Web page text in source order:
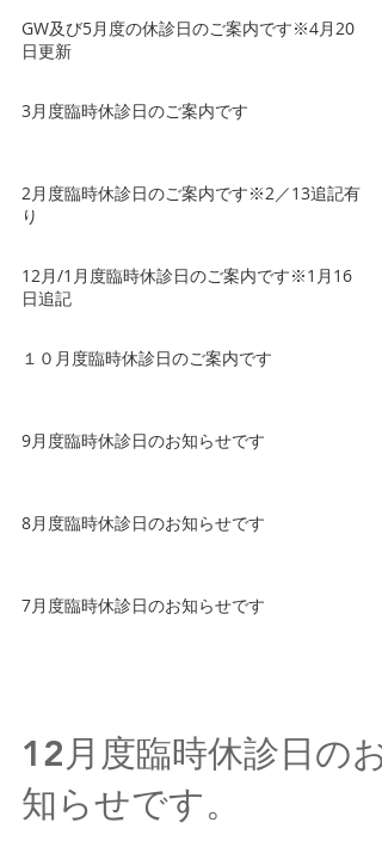
GW及び5月度の休診日のご案内です※4月20
日更新
3月度臨時休診日のご案内です
2月度臨時休診日のご案内です※2／13追記有
り
12月/1月度臨時休診日のご案内です※1月16
日追記
１０月度臨時休診日のご案内です
9月度臨時休診日のお知らせです
8月度臨時休診日のお知らせです
7月度臨時休診日のお知らせです
12月度臨時休診日のお
知らせです。